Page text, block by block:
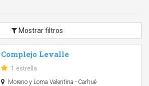
Mostrar filtros
Complejo Levalle
1 estrella
Moreno y Loma Valentina - Carhué